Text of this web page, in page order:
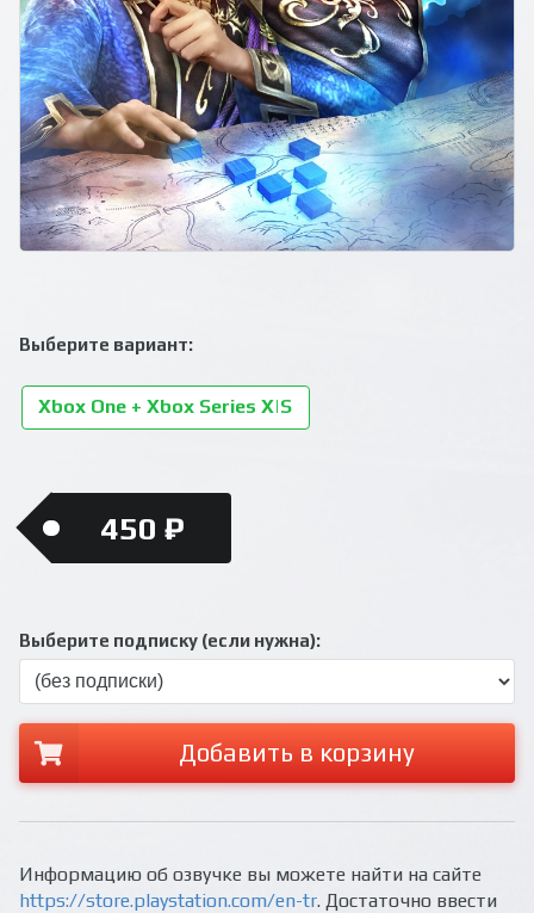
Выберите вариант:
Xbox One + Xbox Series X|S
450 ₽
Выберите подписку (если нужна):
Добавить в корзину
Информацию об озвучке вы можете найти на сайте
https://store.playstation.com/en-tr. Достаточно ввести